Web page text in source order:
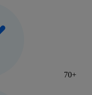
70+